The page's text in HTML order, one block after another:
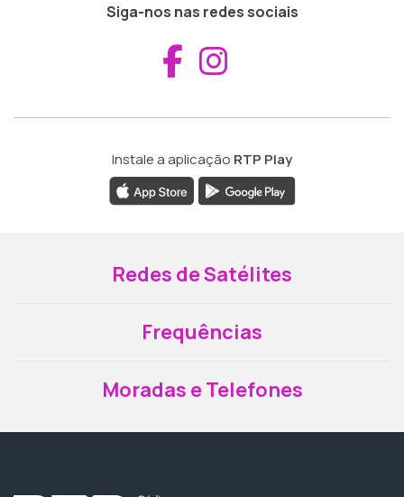
Siga-nos nas redes sociais
Aceder ao
Instale a aplicação RTP Play
Redes de Satélites
Frequências
Moradas e Telefones